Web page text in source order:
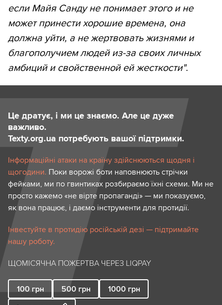
если Майя Санду не понимает этого и не
может принести хорошие времена, она
должна уйти, а не жертвовать жизнями и
благополучием людей из-за своих личных
амбиций и свойственной ей жесткости".
Це дратує, і ми це знаємо. Але це дуже
важливо.
Texty.org.ua потребують вашої підтримки.
Інформаційні атаки на країну здійснюються щодня і
щогодини. Поки ворожі боти наповнюють стрічки
фейками, ми по гвинтиках розбираємо їхні схеми. Ми не
просто кажемо «не вірте пропаганді» — ми показуємо,
як вона працює, і даємо інструменти для протидії.
Інвестуйте в протидію російській дезі — підтримайте
нашу роботу.
ЩОМІСЯЧНА ПОЖЕРТВА ЧЕРЕЗ LIQPAY
100 грн 500 грн 1000 грн